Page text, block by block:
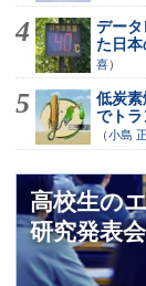
データ
た日
喜）
低炭
でト
（小島
高校生の
研究発表